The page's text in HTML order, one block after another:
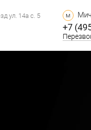
ул. 14а с. 5 м
+7